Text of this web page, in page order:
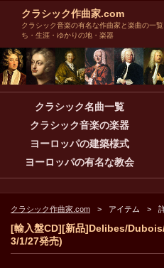
クラシック作曲家.com
クラシック音楽の有名な作曲家と楽曲の一
ち・生涯・ゆかりの地・楽器
クラシック名曲一覧
クラシック音楽の楽器
ヨーロッパの建築様式
ヨーロッパの有名な教会
クラシック作曲家.com アイテム
[輸入盤CD][新品]Delibes/
3/1/27発売)